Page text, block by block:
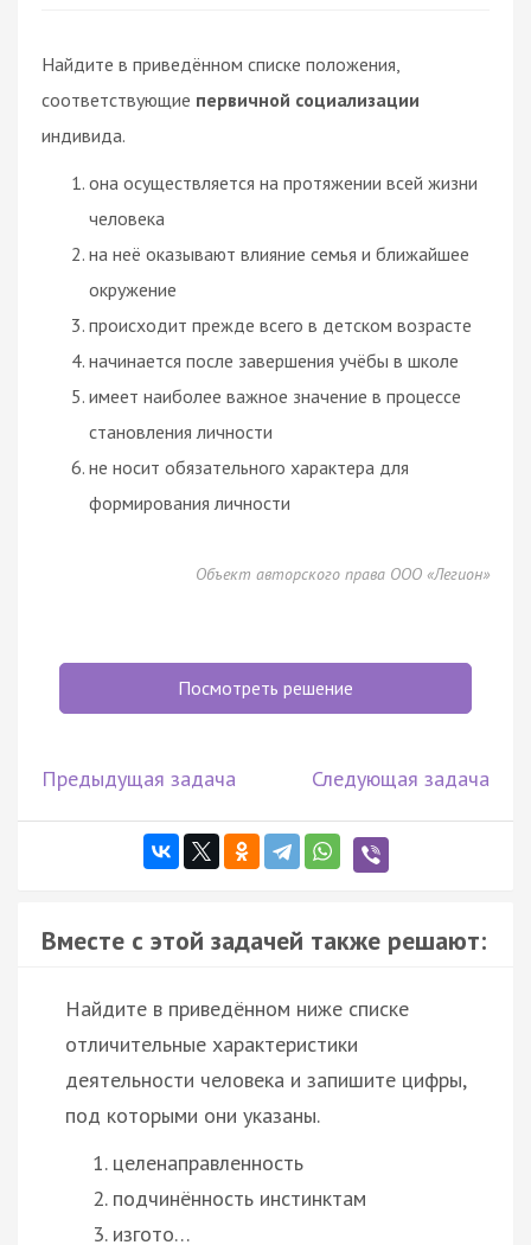
Найдите в приведённом списке положения,
соответствующие первичной социализации
индивида.
она осуществляется на протяжении всей жизни
человека
на неё оказывают влияние семья и ближайшее
окружение
происходит прежде всего в детском возрасте
начинается после завершения учёбы в школе
имеет наиболее важное значение в процессе
становления личности
не носит обязательного характера для
формирования личности
Объект авторского права ООО «Легион»
Посмотреть решение
Предыдущая задача Следующая задача
Вместе с этой задачей также решают:
Найдите в приведённом ниже списке
отличительные характеристики
деятельности человека и запишите цифры,
под которыми они указаны.
целенаправленность
подчинённость инстинктам
изгото…